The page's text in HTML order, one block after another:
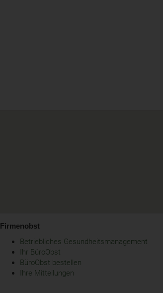
Firmenobst
Betriebliches Gesundheitsmanagement
Ihr BüroObst
BüroObst bestellen
Ihre Mitteilungen